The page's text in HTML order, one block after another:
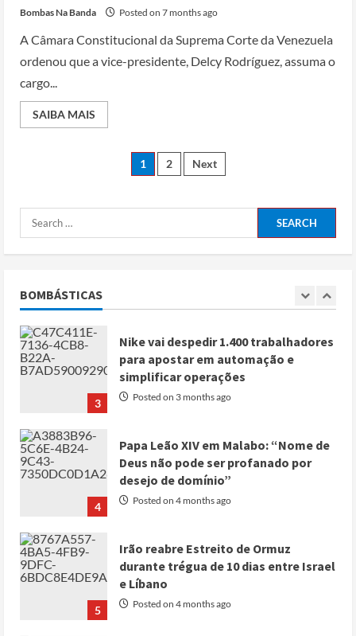
Bombas Na Banda Posted on 7 months ago
A Câmara Constitucional da Suprema Corte da Venezuela
ordenou que a vice-presidente, Delcy Rodríguez, assuma o
cargo...
SAIBA MAIS
1 2 Next
BOMBÁSTICAS
durante trégua de 10 dias entre Israel
e Líbano
mortos no leste do Chade
2
Cole Allen, Suspeito do tiroteio no
3
Nike vai despedir 1.400 trabalhadores
para apostar em automação e
simplificar operações
Posted on 3 months ago
4
Papa Leão XIV em Malabo: “Nome de
Deus não pode ser profanado por
desejo de domínio”
Posted on 4 months ago
5
Irão reabre Estreito de Ormuz
durante trégua de 10 dias entre Israel
e Líbano
Posted on 4 months ago